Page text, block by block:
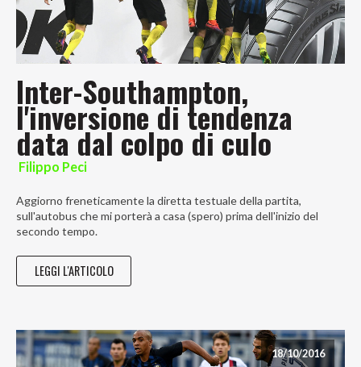
Inter-Southampton,
l'inversione di tendenza
data dal colpo di culo
Filippo Peci
Aggiorno freneticamente la diretta testuale della partita,
sull'autobus che mi porterà a casa (spero) prima dell'inizio del
secondo tempo.
LEGGI L'ARTICOLO
18/10/2016